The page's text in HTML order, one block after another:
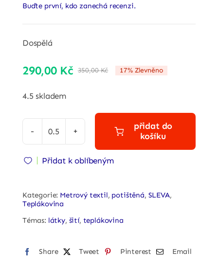
Buďte první, kdo zanechá recenzi.
Dospělá
350,00KčPůvodní
350,00 Kč.
290,00 Kč
Aktuální
290,00 Kč.
17% Zlevněno
4.5 skladem
Teplákovina
Písmenka
přidat do
košíku
Přidat k oblíbeným
Kategorie: Metrový textil, potištěná, SLEVA,
Teplákovina
Témas: látky, šití, teplákovina
Share Tweet Pinterest Email